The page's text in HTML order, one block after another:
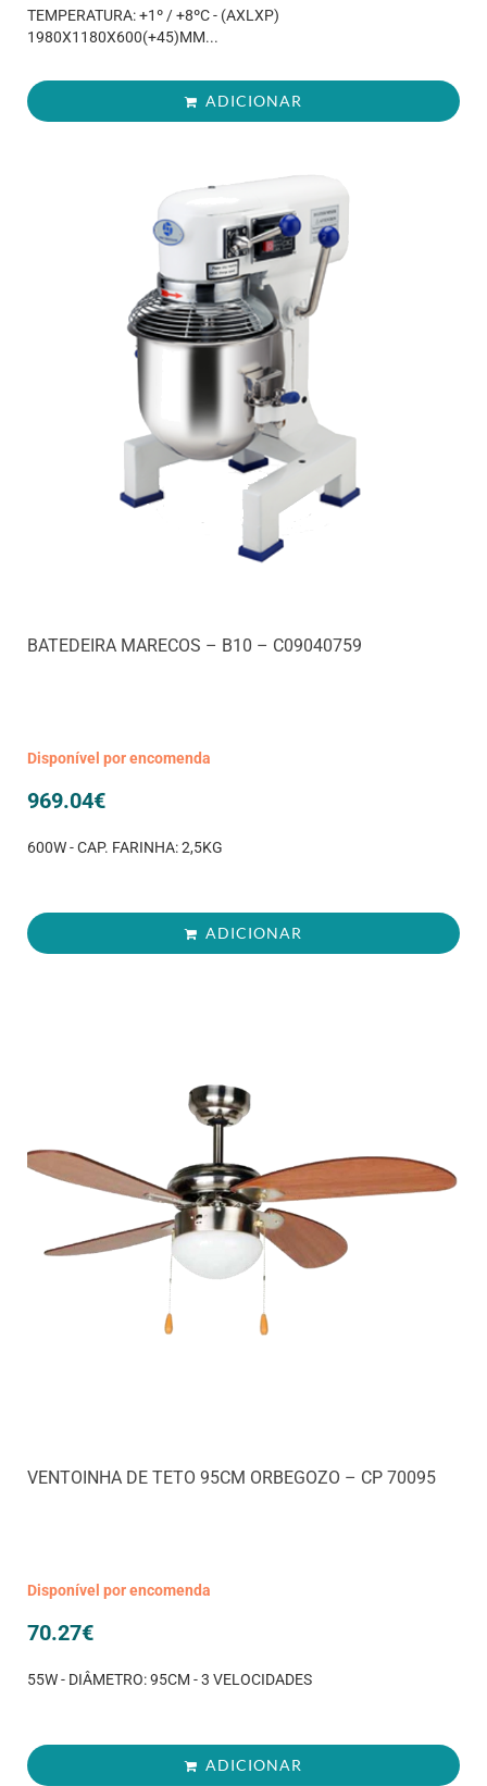
TEMPERATURA: +1º / +8ºC - (AXLXP)
1980X1180X600(+45)MM...
ADICIONAR
BATEDEIRA MARECOS – B10 – C09040759
Disponível por encomenda
969.04€
600W - CAP. FARINHA: 2,5KG
ADICIONAR
VENTOINHA DE TETO 95CM ORBEGOZO – CP 70095
Disponível por encomenda
70.27€
55W - DIÂMETRO: 95CM - 3 VELOCIDADES
ADICIONAR